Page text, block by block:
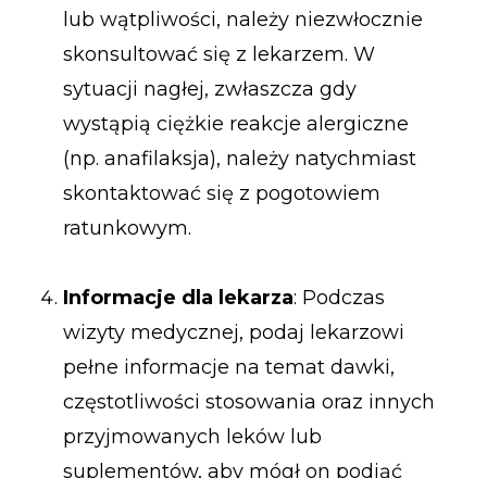
lub wątpliwości, należy niezwłocznie
skonsultować się z lekarzem. W
sytuacji nagłej, zwłaszcza gdy
wystąpią ciężkie reakcje alergiczne
(np. anafilaksja), należy natychmiast
skontaktować się z pogotowiem
ratunkowym.
Informacje dla lekarza: Podczas
wizyty medycznej, podaj lekarzowi
pełne informacje na temat dawki,
częstotliwości stosowania oraz innych
przyjmowanych leków lub
suplementów, aby mógł on podjąć